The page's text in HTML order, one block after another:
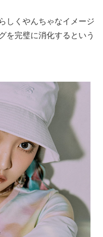
しくやんちゃなイメージ
を完璧に消化するという